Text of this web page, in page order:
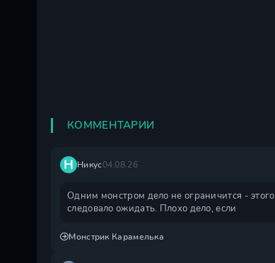
КОММЕНТАРИИ
Н Никус04.08.26
Одним монстром дело не ограничится - этого
следовало ожидать. Плохо дело, если
Монстрик Карамелька